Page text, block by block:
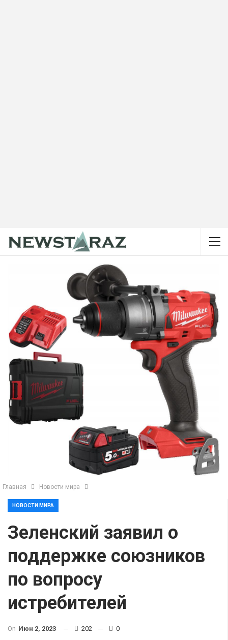
Главная Новости мира
НОВОСТИ МИРА
Зеленский заявил о
поддержке союзников
по вопросу
истребителей
On Июн 2, 2023 202 0